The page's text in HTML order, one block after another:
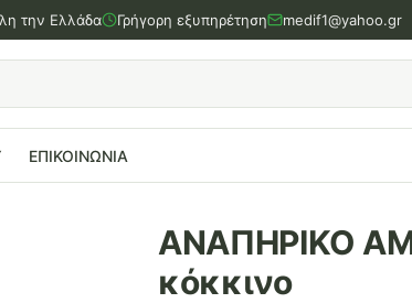
την Ελλάδα Γρήγορη εξυπηρέτηση medif1@yahoo.gr
ΕΠΙΚΟΙΝΩΝΙΑ
ΑΝΑΠΗΡΙΚΟ
κόκκινο